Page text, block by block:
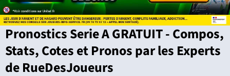
Pronostics Serie A GRATUIT - Compos,
Stats, Cotes et Pronos par les Experts
de RueDesJoueurs